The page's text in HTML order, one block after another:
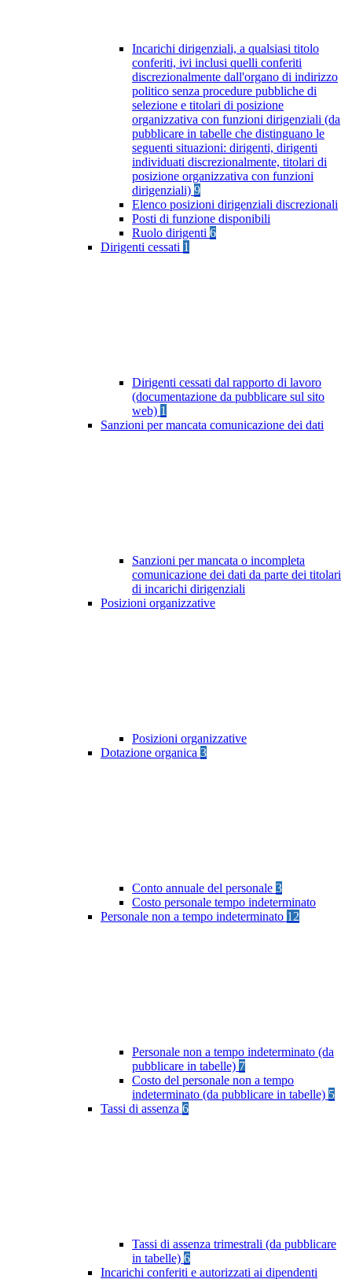
Incarichi dirigenziali, a qualsiasi titolo
conferiti, ivi inclusi quelli conferiti
discrezionalmente dall'organo di indirizzo
politico senza procedure pubbliche di
selezione e titolari di posizione
organizzativa con funzioni dirigenziali (da
pubblicare in tabelle che distinguano le
seguenti situazioni: dirigenti, dirigenti
individuati discrezionalmente, titolari di
posizione organizzativa con funzioni
dirigenziali) 9
Elenco posizioni dirigenziali discrezionali
Posti di funzione disponibili
Ruolo dirigenti 6
Dirigenti cessati 1
Dirigenti cessati dal rapporto di lavoro
(documentazione da pubblicare sul sito
web) 1
Sanzioni per mancata comunicazione dei dati
Sanzioni per mancata o incompleta
comunicazione dei dati da parte dei titolari
di incarichi dirigenziali
Posizioni organizzative
Posizioni organizzative
Dotazione organica 3
Conto annuale del personale 3
Costo personale tempo indeterminato
Personale non a tempo indeterminato 12
Personale non a tempo indeterminato (da
pubblicare in tabelle) 7
Costo del personale non a tempo
indeterminato (da pubblicare in tabelle) 5
Tassi di assenza 6
Tassi di assenza trimestrali (da pubblicare
in tabelle) 6
Incarichi conferiti e autorizzati ai dipendenti